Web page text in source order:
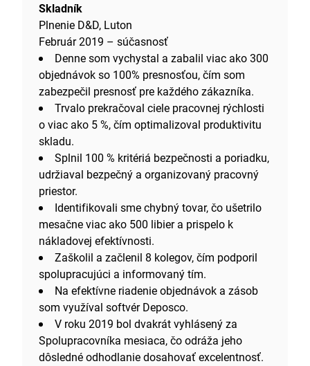
Skladník
Plnenie D&D, Luton
Február 2019 – súčasnosť
Denne som vychystal a zabalil viac ako 300
objednávok so 100% presnosťou, čím som
zabezpečil presnosť pre každého zákazníka.
Trvalo prekračoval ciele pracovnej rýchlosti
o viac ako 5 %, čím optimalizoval produktivitu
skladu.
Splnil 100 % kritériá bezpečnosti a poriadku,
udržiaval bezpečný a organizovaný pracovný
priestor.
Identifikovali sme chybný tovar, čo ušetrilo
mesačne viac ako 500 libier a prispelo k
nákladovej efektívnosti.
Zaškolil a začlenil 8 kolegov, čím podporil
spolupracujúci a informovaný tím.
Na efektívne riadenie objednávok a zásob
som využíval softvér Deposco.
V roku 2019 bol dvakrát vyhlásený za
Spolupracovníka mesiaca, čo odráža jeho
dôsledné odhodlanie dosahovať excelentnosť.